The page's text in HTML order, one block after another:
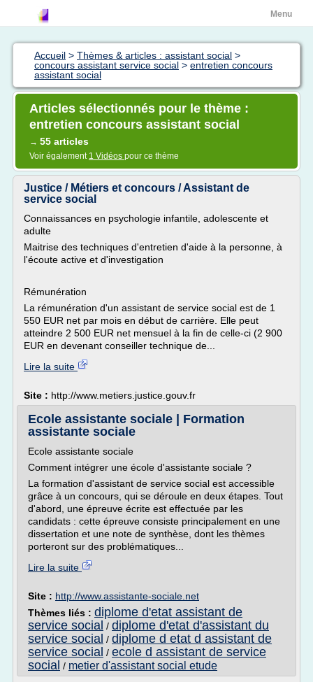
Menu
Accueil > Thèmes & articles : assistant social >
concours assistant service social > entretien concours
assistant social
Articles sélectionnés pour le thème :
entretien concours assistant social
→ 55 articles
Voir également 1 Vidéos pour ce thème
Justice / Métiers et concours / Assistant de
service social
Connaissances en psychologie infantile, adolescente et
adulte
Maitrise des techniques d'entretien d'aide à la personne, à
l'écoute active et d'investigation
Rémunération
La rémunération d'un assistant de service social est de 1
550 EUR net par mois en début de carrière. Elle peut
atteindre 2 500 EUR net mensuel à la fin de celle-ci (2 900
EUR en devenant conseiller technique de...
Lire la suite
Site : http://www.metiers.justice.gouv.fr
Ecole assistante sociale | Formation
assistante sociale
Ecole assistante sociale
Comment intégrer une école d'assistante sociale ?
La formation d'assistant de service social est accessible
grâce à un concours, qui se déroule en deux étapes. Tout
d'abord, une épreuve écrite est effectuée par les
candidats : cette épreuve consiste principalement en une
dissertation et une note de synthèse, dont les thèmes
porteront sur des problématiques...
Lire la suite
Site : http://www.assistante-sociale.net
Thèmes liés : diplome d'etat assistant de
service social / diplome d'etat d'assistant du
service social / diplome d etat d assistant de
service social / ecole d assistant de service
social / metier d'assistant social etude